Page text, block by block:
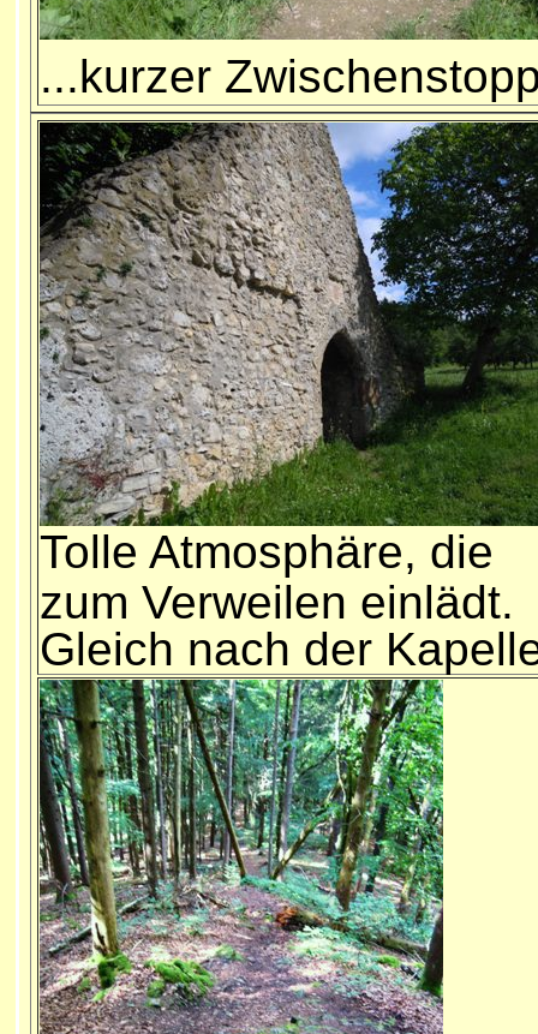
...kurzer
Tolle Atmosphäre, die
zum Verweilen einlädt.
Gleich nach der